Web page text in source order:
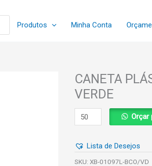
Produtos Minha Conta
CANETA
VERDE
CANETA
PLÁSTICA
-
VERDE
Orçar
Lista de Desejos
SKU:XB-01097L-BCO/VD